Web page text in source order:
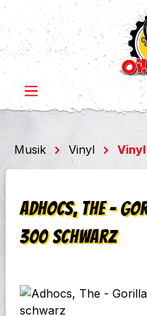
Zum Hauptinhalt springen
Musik Vinyl
Adhocs, The -
300 schwarz
Bildergalerie